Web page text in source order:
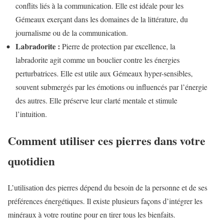
conflits liés à la communication. Elle est idéale pour les
Gémeaux exerçant dans les domaines de la littérature, du
journalisme ou de la communication.
Labradorite : Pierre de protection par excellence, la
labradorite agit comme un bouclier contre les énergies
perturbatrices. Elle est utile aux Gémeaux hyper-sensibles,
souvent submergés par les émotions ou influencés par l’énergie
des autres. Elle préserve leur clarté mentale et stimule
l’intuition.
Comment utiliser ces pierres dans votre
quotidien
L’utilisation des pierres dépend du besoin de la personne et de ses
préférences énergétiques. Il existe plusieurs façons d’intégrer les
minéraux à votre routine pour en tirer tous les bienfaits.